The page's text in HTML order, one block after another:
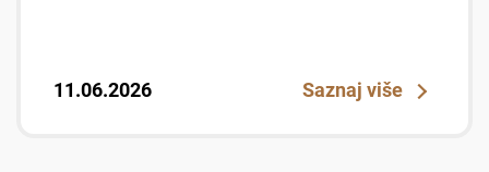
11.06.2026 Saznaj više